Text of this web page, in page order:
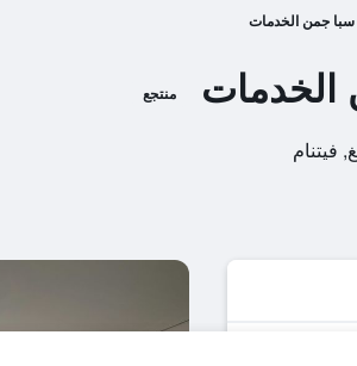
سبا جمن الخدمات
الخدمات منتجع